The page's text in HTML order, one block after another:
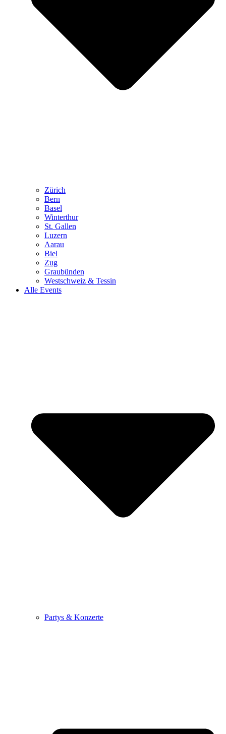
Zürich
Bern
Basel
Winterthur
St. Gallen
Luzern
Aarau
Biel
Zug
Graubünden
Westschweiz & Tessin
Alle Events
Partys & Konzerte